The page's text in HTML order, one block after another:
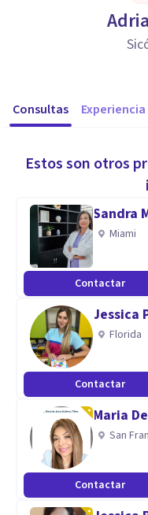
Consultas Experiencia
Estos son otros
Sandra
Miami
Contactar
Jessica
Florida
Contactar
Maria
San
Contactar